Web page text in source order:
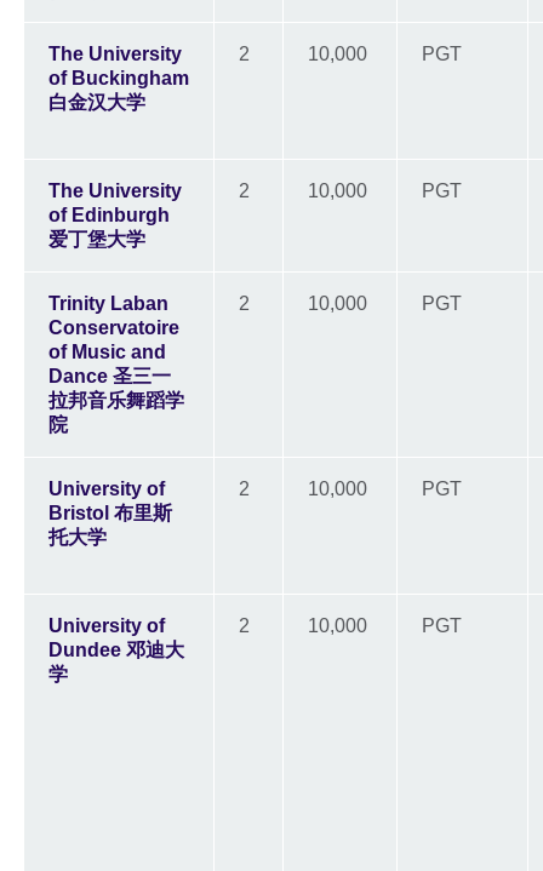
The University
of Buckingham
白金汉大学
2 10,000 PGT
The University
of Edinburgh
爱丁堡大学
2 10,000 PGT
Trinity Laban
Conservatoire
of Music and
Dance 圣三一
拉邦音乐舞蹈学
院
2 10,000 PGT
University of
Bristol 布里斯
托大学
2 10,000 PGT
University of
Dundee 邓迪大
学
2 10,000 PGT